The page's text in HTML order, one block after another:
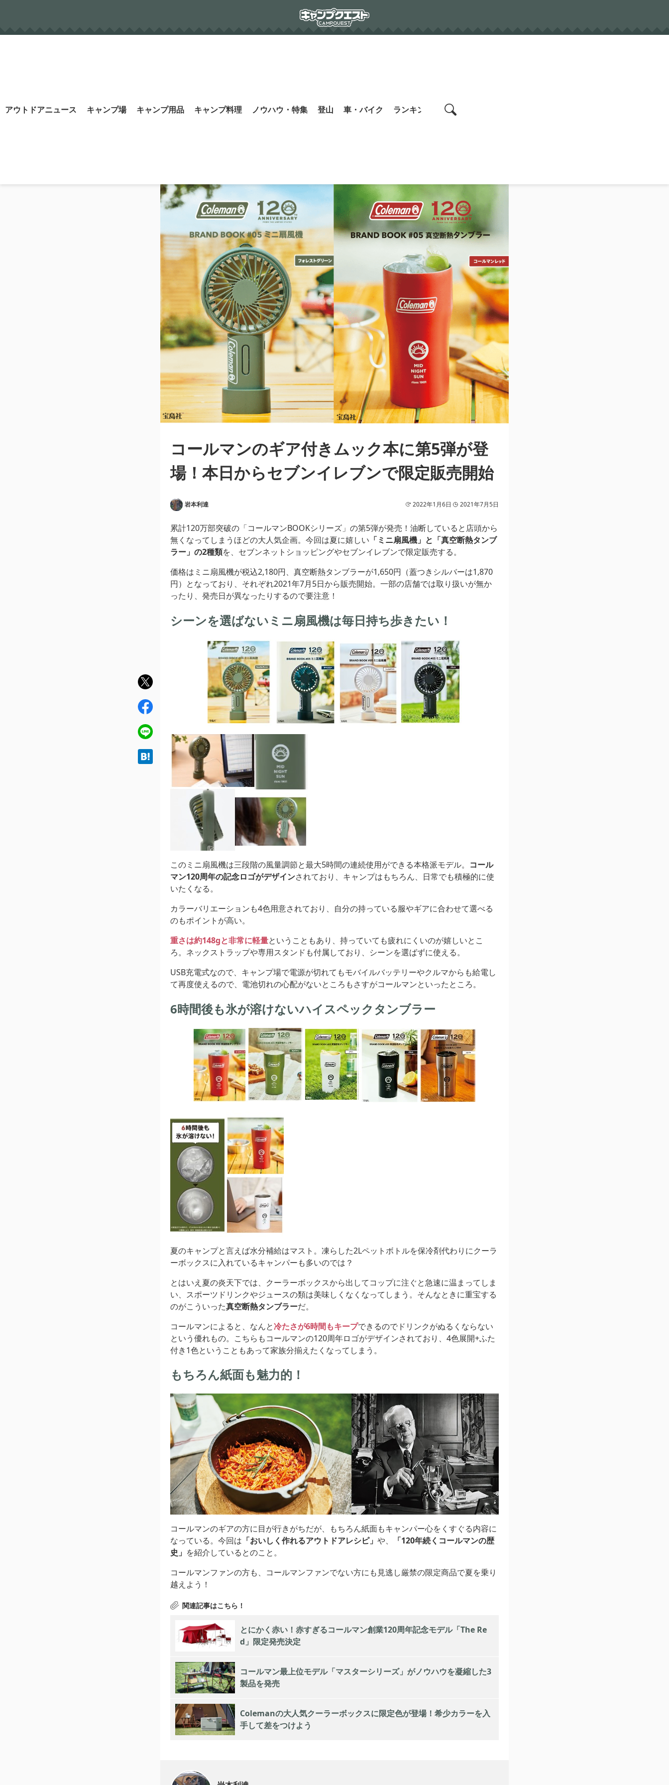
アウトドアニュース キャンプ場 キャンプ用品 キャンプ料理 ノウハウ・特集 登山 車・バイク ランキング search
Search
コールマンのギア付きムック本に第5弾が登
場！本日からセブンイレブンで限定販売開始
岩本利達 2022年1月6日 2021年7月5日
累計120万部突破の「コールマンBOOKシリーズ」の第5弾が発売！油断していると店頭から
無くなってしまうほどの大人気企画。今回は夏に嬉しい 「ミニ扇風機」と「真空断熱タンブ
ラー」の2種類を、セブンネットショッピングやセブンイレブンで限定販売する。
価格はミニ扇風機が税込2,180円、真空断熱タンブラーが1,650円（蓋つきシルバーは1,870
円）となっており、それぞれ2021年7月5日から販売開始。一部の店舗では取り扱いが無か
ったり、発売日が異なったりするので要注意！
シーンを選ばないミニ扇風機は毎日持ち歩きたい！
このミニ扇風機は三段階の風量調節と最大5時間の連続使用ができる本格派モデル。 コール
マン120周年の記念ロゴがデザインされており、キャンプはもちろん、日常でも積極的に使
いたくなる。
カラーバリエーションも4色用意されており、自分の持っている服やギアに合わせて選べる
のもポイントが高い。
重さは約148gと非常に軽量ということもあり、持っていても疲れにくいのが嬉しいとこ
ろ。ネックストラップや専用スタンドも付属しており、シーンを選ばずに使える。
USB充電式なので、キャンプ場で電源が切れてもモバイルバッテリーやクルマからも給電し
て再度使えるので、電池切れの心配がないところもさすがコールマンといったところ。
6時間後も氷が溶けないハイスペックタンブラー
夏のキャンプと言えば水分補給はマスト。凍らした2Lペットボトルを保冷剤代わりにクーラ
ーボックスに入れているキャンパーも多いのでは？
とはいえ夏の炎天下では、クーラーボックスから出してコップに注ぐと急速に温まってしま
い、スポーツドリンクやジュースの類は美味しくなくなってしまう。そんなときに重宝する
のがこういった真空断熱タンブラーだ。
コールマンによると、なんと冷たさが6時間もキープできるのでドリンクがぬるくならない
という優れもの。こちらもコールマンの120周年ロゴがデザインされており、4色展開+ふた
付き1色ということもあって家族分揃えたくなってしまう。
もちろん紙面も魅力的！
コールマンのギアの方に目が行きがちだが、もちろん紙面もキャンパー心をくすぐる内容に
なっている。今回は 「おいしく作れるアウトドアレシピ」 や、
「120年続くコールマンの歴
史」 を紹介しているとのこと。
コールマンファンの方も、コールマンファンでない方にも見逃し厳禁の限定商品で夏を乗り
越えよう！
とにかく赤い！赤すぎるコールマン創業120周年記念モデル「The Re
d」限定発売決定
コールマン最上位モデル「マスターシリーズ」がノウハウを凝縮した3
製品を発売
Colemanの大人気クーラーボックスに限定色が登場！希少カラーを入
手して差をつけよう
twit
ter
fac
ebo
ok
line
hat
ena